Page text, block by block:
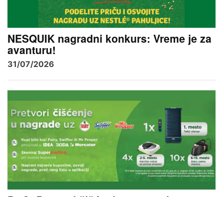
NESQUIK nagradni konkurs: Vreme je za
avanturu!
31/07/2026